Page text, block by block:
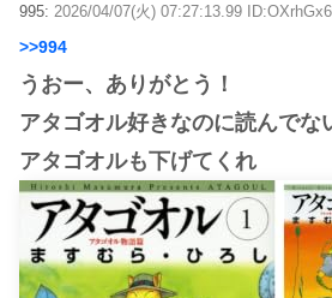
995: 2026/04/07(火) 07:27:13.99
>>994
うおー、ありがとう！
アタゴオル好きなのに読んでな
アタゴオルも下げてくれ